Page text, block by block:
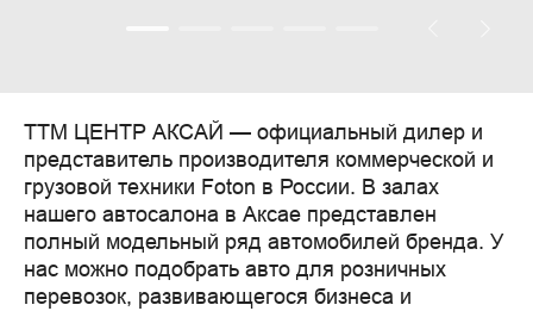
ТТМ ЦЕНТР АКСАЙ — официальный дилер и
представитель производителя коммерческой и
грузовой техники Foton в России. В залах
нашего автосалона в Аксае представлен
полный модельный ряд автомобилей бренда. У
нас можно подобрать авто для розничных
перевозок, развивающегося бизнеса и